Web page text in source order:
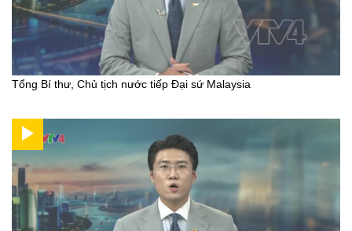
Tổng Bí thư, Chủ tịch nước tiếp Đại sứ Malaysia